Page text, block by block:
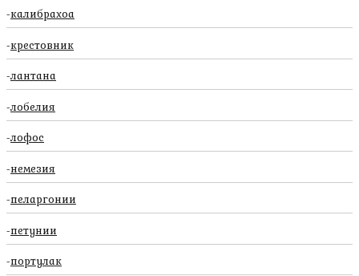
калибрахоа
крестовник
лантана
лобелия
лофос
немезия
пеларгонии
петунии
портулак